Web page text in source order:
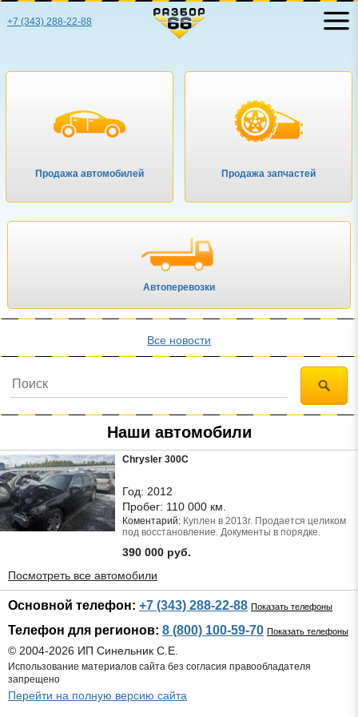
+7 (343) 288-22-88
Продажа автомобилей Продажа запчастей
Автоперевозки
Все новости
Наши автомобили
Chrysler 300C
Год: 2012
Пробег: 110 000 км.
Коментарий: Куплен в 2013г. Продается целиком
под восстановление. Документы в порядке.
390 000 руб.
Посмотреть все автомобили
Основной телефон: +7 (343) 288-22-88 Показать телефоны
Телефон для регионов: 8 (800) 100-59-70 Показать телефоны
© 2004-2026 ИП Синельник С.Е.
Использование материалов сайта без согласия правообладателя
запрещено
Перейти на полную версию сайта